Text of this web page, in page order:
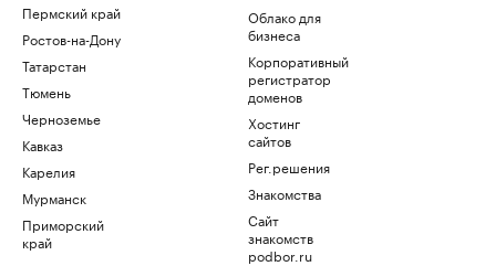
Пермский край
Ростов-на-Дону
Татарстан
Тюмень
Черноземье
Кавказ
Карелия
Мурманск
Приморский
край
Облако для
бизнеса
Корпоративный
регистратор
доменов
Хостинг
сайтов
Рег.решения
Знакомства
Сайт
знакомств
podbor.ru